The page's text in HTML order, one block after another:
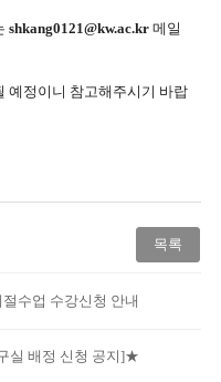
shkang0121@kw.ac.kr메일
예정이니 참고해주시기 바랍
목록
수업 수강신청 안내
실 배정 신청 공지]★